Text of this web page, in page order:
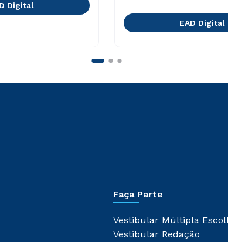
Digital
EAD Digital
Faça Parte
Vestibular Múltipla
Vestibular Redação